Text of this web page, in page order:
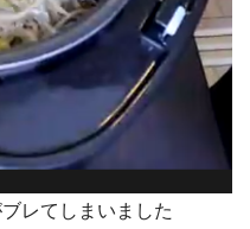
レてしまいました